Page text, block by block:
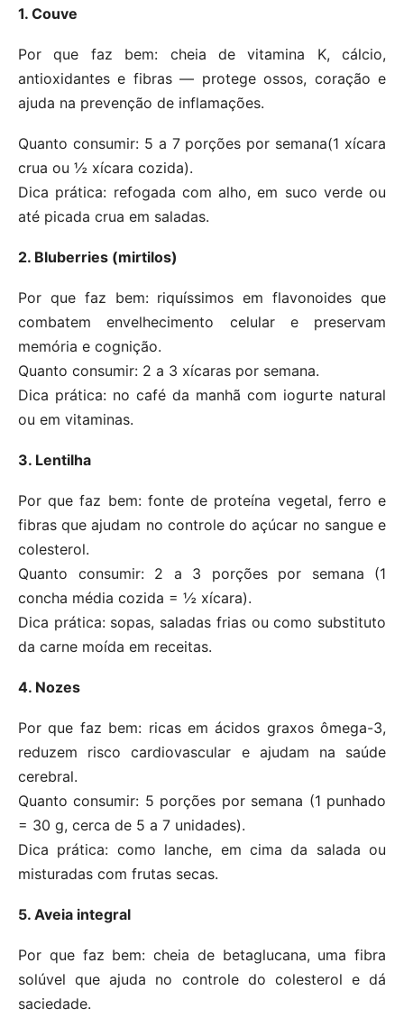
1. Couve
Por que faz bem: cheia de vitamina K, cálcio,
antioxidantes e fibras — protege ossos, coração e
ajuda na prevenção de inflamações.
Quanto consumir: 5 a 7 porções por semana(1 xícara
crua ou ½ xícara cozida).
Dica prática: refogada com alho, em suco verde ou
até picada crua em saladas.
2. Bluberries (mirtilos)
Por que faz bem: riquíssimos em flavonoides que
combatem envelhecimento celular e preservam
memória e cognição.
Quanto consumir: 2 a 3 xícaras por semana.
Dica prática: no café da manhã com iogurte natural
ou em vitaminas.
3. Lentilha
Por que faz bem: fonte de proteína vegetal, ferro e
fibras que ajudam no controle do açúcar no sangue e
colesterol.
Quanto consumir: 2 a 3 porções por semana (1
concha média cozida = ½ xícara).
Dica prática: sopas, saladas frias ou como substituto
da carne moída em receitas.
4. Nozes
Por que faz bem: ricas em ácidos graxos ômega-3,
reduzem risco cardiovascular e ajudam na saúde
cerebral.
Quanto consumir: 5 porções por semana (1 punhado
= 30 g, cerca de 5 a 7 unidades).
Dica prática: como lanche, em cima da salada ou
misturadas com frutas secas.
5. Aveia integral
Por que faz bem: cheia de betaglucana, uma fibra
solúvel que ajuda no controle do colesterol e dá
saciedade.